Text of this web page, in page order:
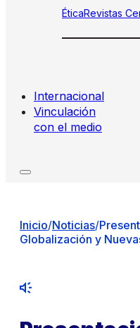
ÉticaRevistas
Internacional
Vinculación
con el medio
Inicio/Noticias/
Globalización y